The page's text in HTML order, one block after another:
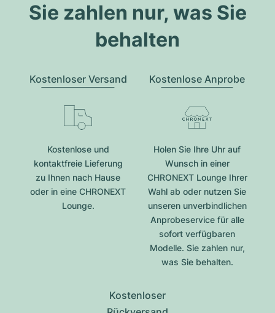
Sie zahlen nur, was Sie
behalten
Kostenloser Versand
Kostenlose und
kontaktfreie Lieferung
zu Ihnen nach Hause
oder in eine CHRONEXT
Lounge.
Kostenlose Anprobe
Holen Sie Ihre Uhr auf
Wunsch in einer
CHRONEXT Lounge Ihrer
Wahl ab oder nutzen Sie
unseren unverbindlichen
Anprobeservice für alle
sofort verfügbaren
Modelle. Sie zahlen nur,
was Sie behalten.
Kostenloser